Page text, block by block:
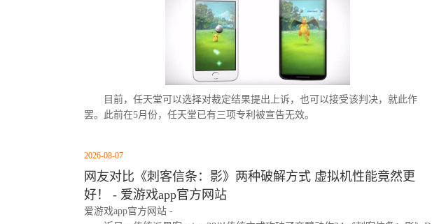
目前，任天堂可以选择对裁定结果提出上诉，也可以接受该判决，就此作
罢。此前在5月份，任天堂已有三项专利被宣告无效。
2026-08-07
网友对比《刺客信条：影》两种破解方式 虚拟机性能竟然更
好！ - 爱游戏app官方网站
爱游戏app官方网站 -